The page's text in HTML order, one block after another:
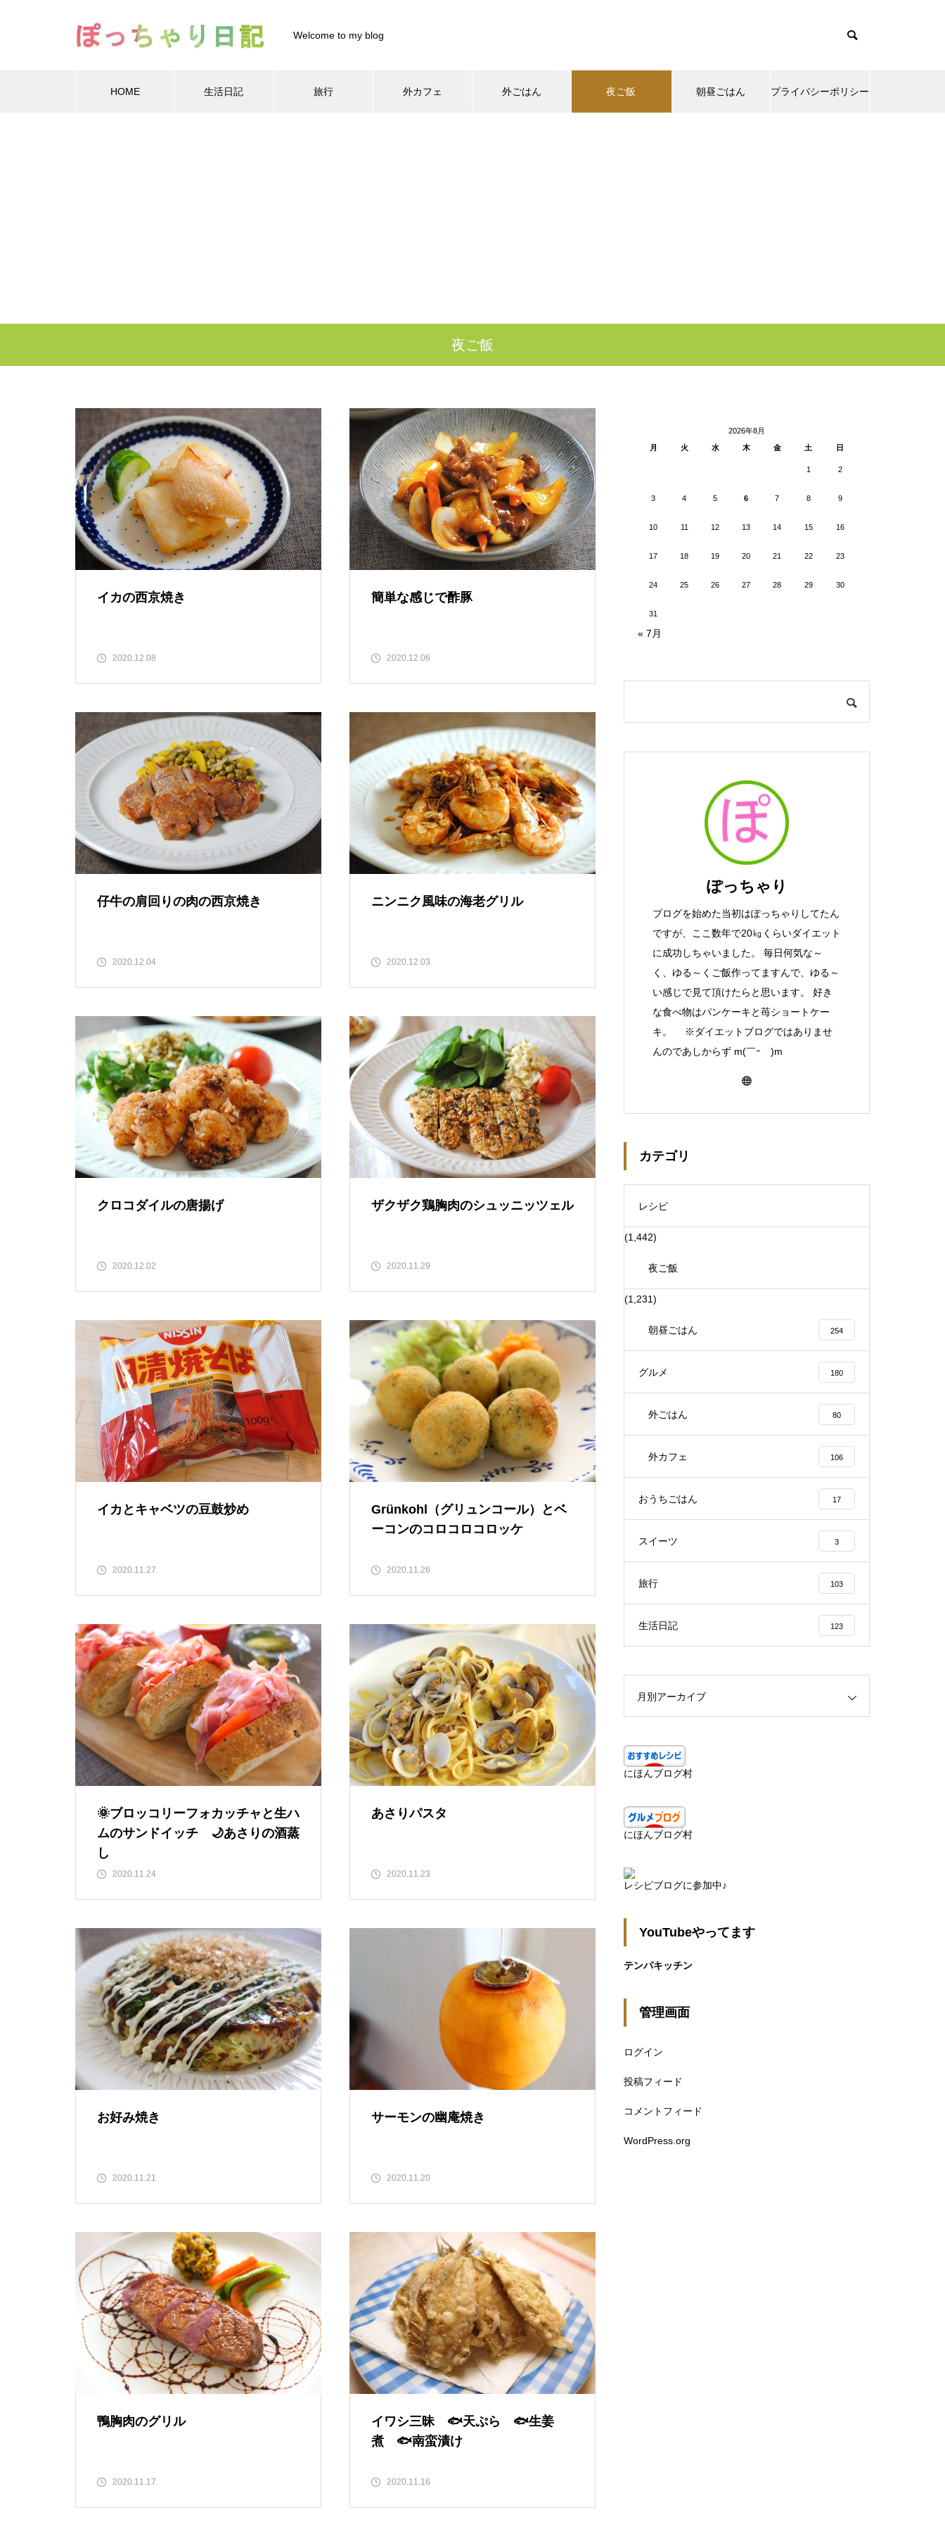
Welcome to my blog
HOME 生活日記 旅行 外カフェ 外ごはん 夜ご飯 朝昼ごはん プライバシーポリシー
夜ご飯
イカの西京焼き
2020.12.08
簡単な感じで酢豚
2020.12.06
仔牛の肩回りの肉の西京焼き
2020.12.04
ニンニク風味の海老グリル
2020.12.03
クロコダイルの唐揚げ
2020.12.02
ザクザク鶏胸肉のシュッニッツェル
2020.11.29
イカとキャベツの豆鼓炒め
2020.11.27
Grünkohl（グリュンコール）とベ
ーコンのコロコロコロッケ
2020.11.26
🌞ブロッコリーフォカッチャと生ハ
ムのサンドイッチ 🌙あさりの酒蒸
し
2020.11.24
あさりパスタ
2020.11.23
お好み焼き
2020.11.21
サーモンの幽庵焼き
2020.11.20
鴨胸肉のグリル
2020.11.17
イワシ三昧 🐟天ぷら 🐟生姜
煮 🐟南蛮漬け
2020.11.16
2026年8月
月
火 水 木 金 土 日
1 2
3 4 5 6 7 8 9
10 11 12 13 14 15 16
17 18 19 20 21 22 23
24 25 26 27 28 29 30
31
« 7月
ぽっちゃり
ブログを始めた当初はぽっちゃりしてたん
ですが、ここ数年で20㎏くらいダイエット
に成功しちゃいました。 毎日何気な～
く、ゆる～くご飯作ってますんで、ゆる～
い感じで見て頂けたらと思います。 好き
な食べ物はパンケーキと苺ショートケー
キ。 ※ダイエットブログではありませ
んのであしからず m(￣ｰ￣)m
カテゴリ
レシピ
(1,442)
夜ご飯
(1,231)
朝昼ごはん 254
グルメ 180
外ごはん 80
外カフェ 106
おうちごはん 17
スイーツ 3
旅行 103
生活日記 123
月別アーカイブ
にほんブログ村
にほんブログ村
レシピブログに参加中♪
YouTubeやってます
テンパキッチン
管理画面
ログイン
投稿フィード
コメントフィード
WordPress.org